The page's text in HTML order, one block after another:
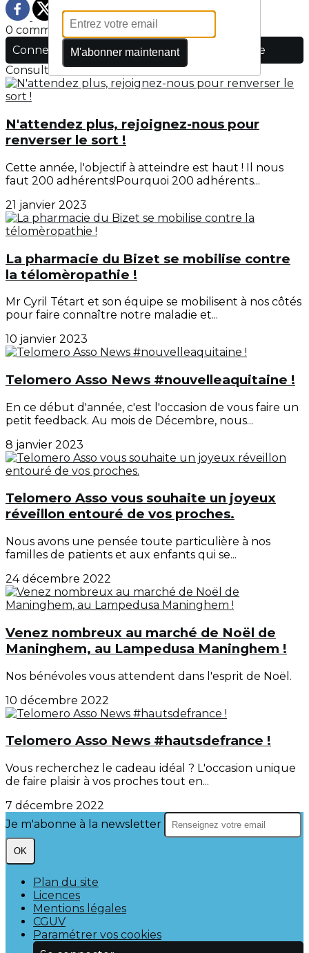
0 commentaire(s)
Connectez-vous pour laisser un commentaire
Consultez également
N'attendez plus, rejoignez-nous pour
renverser le sort !
Cette année, l'objectif à atteindre est haut ! Il nous
faut 200 adhérents!Pourquoi 200 adhérents...
21 janvier 2023
La pharmacie du Bizet se mobilise contre
la télomèropathie !
Mr Cyril Tétart et son équipe se mobilisent à nos côtés
pour faire connaître notre maladie et...
10 janvier 2023
Telomero Asso News #nouvelleaquitaine !
En ce début d'année, c'est l'occasion de vous faire un
petit feedback. Au mois de Décembre, nous...
8 janvier 2023
Telomero Asso vous souhaite un joyeux
réveillon entouré de vos proches.
Nous avons une pensée toute particulière à nos
familles de patients et aux enfants qui se...
24 décembre 2022
Venez nombreux au marché de Noël de
Maninghem, au Lampedusa Maninghem !
Nos bénévoles vous attendent dans l'esprit de Noël.
10 décembre 2022
Telomero Asso News #hautsdefrance !
Vous recherchez le cadeau idéal ? L'occasion unique
de faire plaisir à vos proches tout en...
7 décembre 2022
Je m'abonne à la newsletter
OK
Plan du site
Licences
Mentions légales
CGUV
Paramétrer vos cookies
M'abonner maintenant